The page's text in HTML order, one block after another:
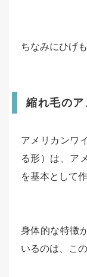
ちなみにひげ
縮れ毛の
アメリカンワ
る形）は、ア
を基本として
身体的な特徴
いるのは、この